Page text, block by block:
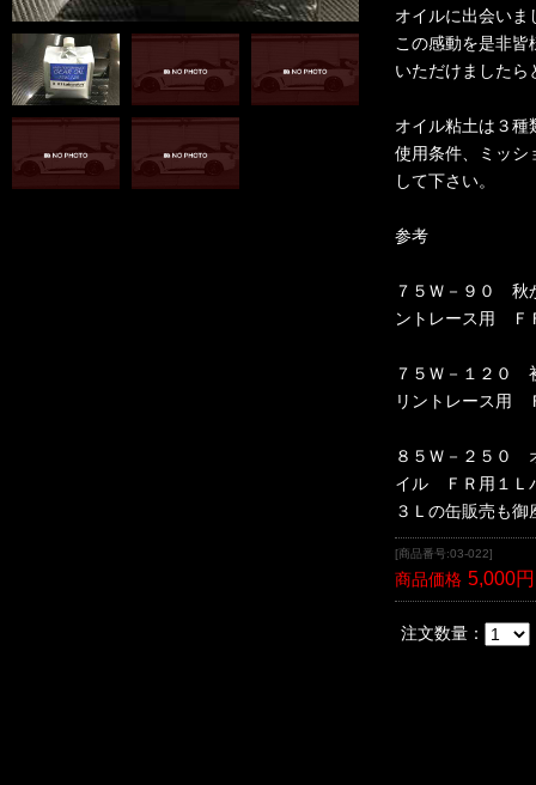
オイルに出会いま
この感動を是非
いただけましたら
オイル粘土は３種
使用条件、ミッシ
して下さい。
参考
７５Ｗ－９０ 秋
ントレース用
７５Ｗ－１２０
リントレース用
８５Ｗ－２５０
イル ＦＲ用１Ｌ
３Ｌの缶販売も御
[商品番号:03-022]
商品価格 5,000円
注文数量：